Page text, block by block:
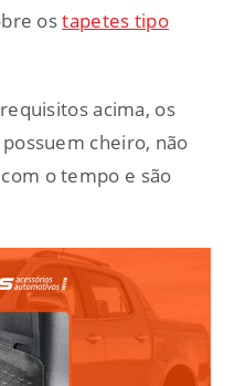
ostapetes tipo
acima, os
cheiro, não
o tempo e são